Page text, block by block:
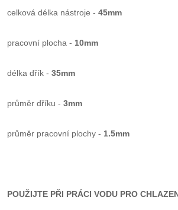
celková délka nástroje - 45mm
pracovní plocha - 10mm
délka dřík - 35mm
průměr dříku - 3mm
průměr pracovní plochy - 1.5mm
POUŽIJTE PŘI PRÁCI VODU PRO